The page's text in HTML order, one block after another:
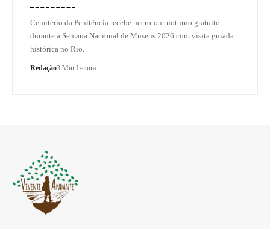
Cemitério da Penitência recebe necrotour noturno gratuito
durante a Semana Nacional de Museus 2026 com visita guiada
histórica no Rio.
Redação3 Min Leitura